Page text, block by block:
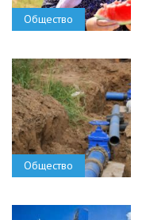
Общество
Общество